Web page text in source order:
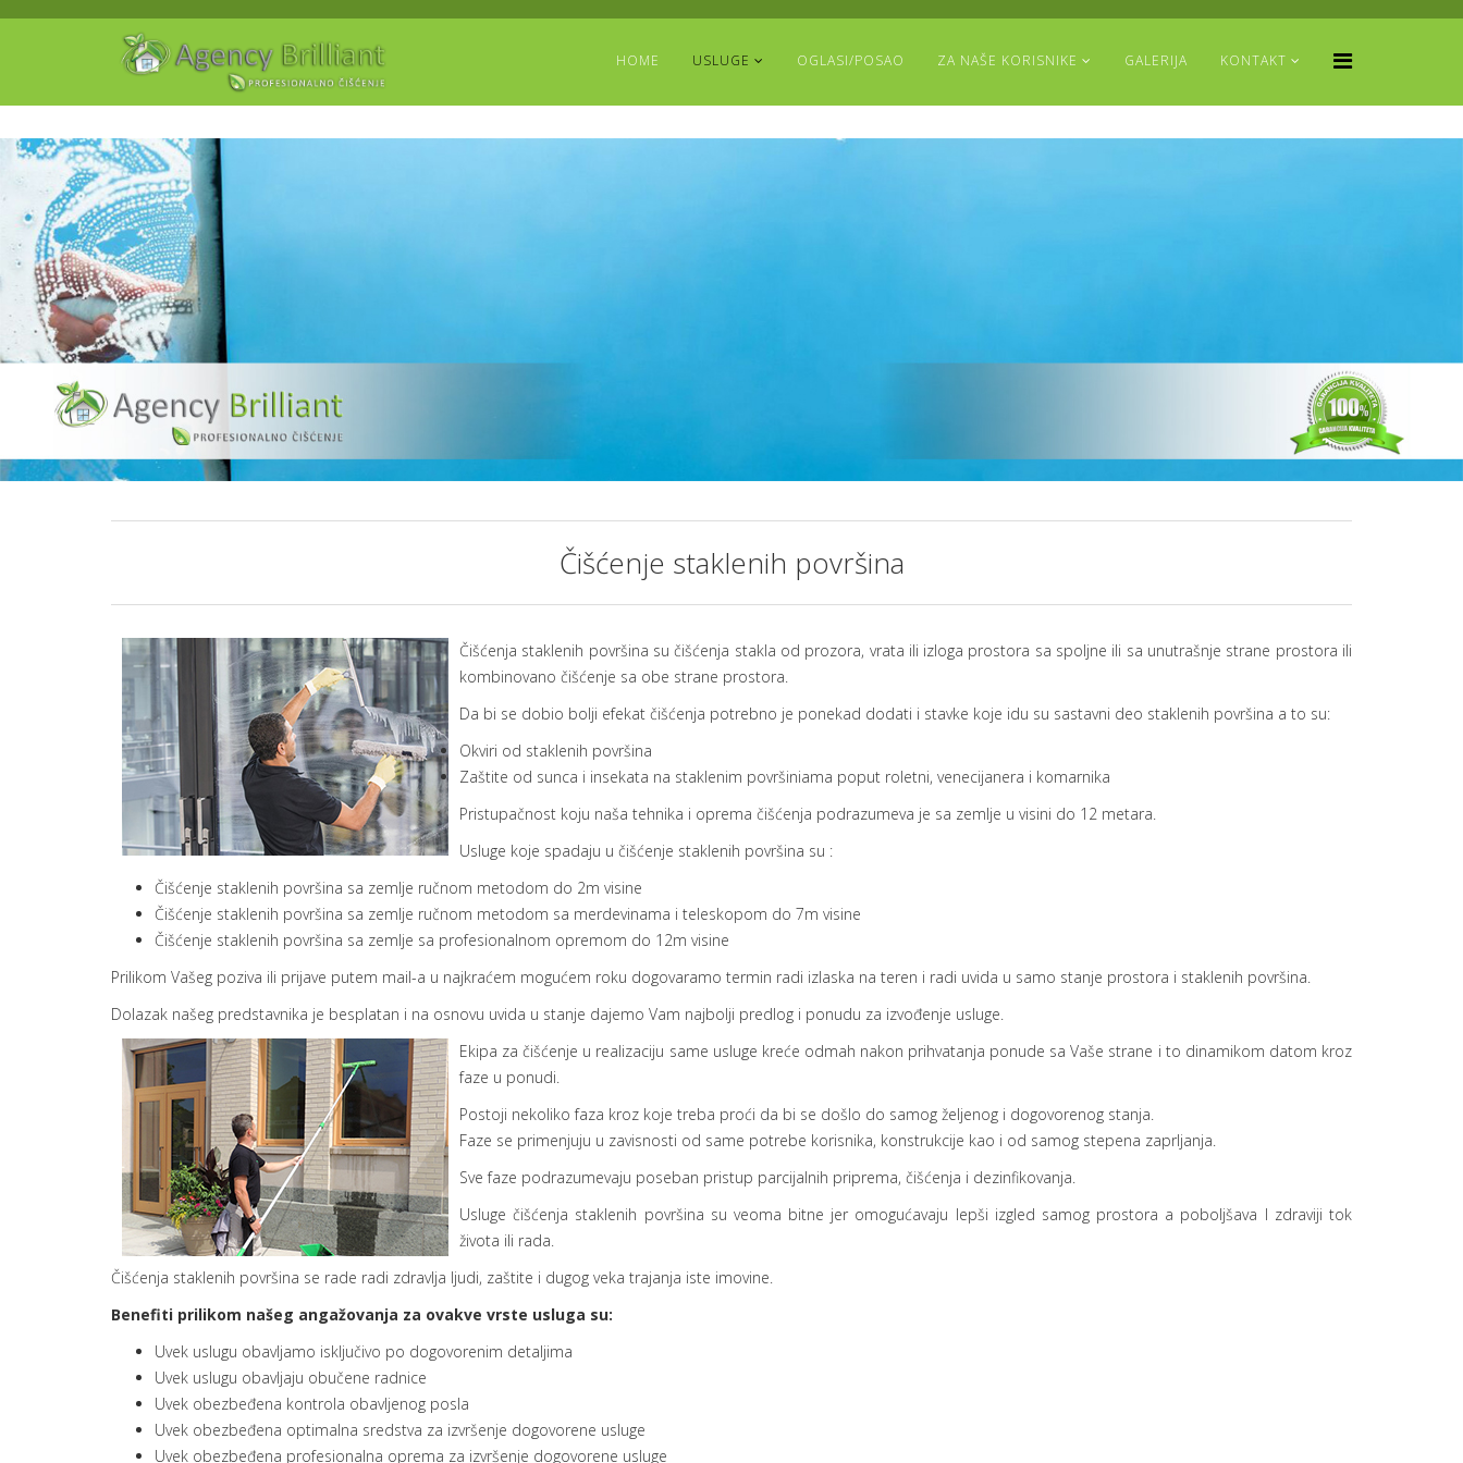
HOME USLUGE OGLASI/POSAO ZA NAŠE KORISNIKE GALERIJA KONTAKT
Čišćenje staklenih površina
Čišćenja staklenih površina su čišćenja stakla od prozora, vrata ili izloga prostora sa spoljne ili sa unutrašnje strane prostora ili
kombinovano čišćenje sa obe strane prostora.
Da bi se dobio bolji efekat čišćenja potrebno je ponekad dodati i stavke koje idu su sastavni deo staklenih površina a to su:
Okviri od staklenih površina
Zaštite od sunca i insekata na staklenim površiniama poput roletni, venecijanera i komarnika
Pristupačnost koju naša tehnika i oprema čišćenja podrazumeva je sa zemlje u visini do 12 metara.
Usluge koje spadaju u čišćenje staklenih površina su :
Čišćenje staklenih površina sa zemlje ručnom metodom do 2m visine
Čišćenje staklenih površina sa zemlje ručnom metodom sa merdevinama i teleskopom do 7m visine
Čišćenje staklenih površina sa zemlje sa profesionalnom opremom do 12m visine
Prilikom Vašeg poziva ili prijave putem mail-a u najkraćem mogućem roku dogovaramo termin radi izlaska na teren i radi uvida u samo stanje prostora i staklenih površina.
Dolazak našeg predstavnika je besplatan i na osnovu uvida u stanje dajemo Vam najbolji predlog i ponudu za izvođenje usluge.
Ekipa za čišćenje u realizaciju same usluge kreće odmah nakon prihvatanja ponude sa Vaše strane i to dinamikom datom kroz
faze u ponudi.
Postoji nekoliko faza kroz koje treba proći da bi se došlo do samog željenog i dogovorenog stanja.
Faze se primenjuju u zavisnosti od same potrebe korisnika, konstrukcije kao i od samog stepena zaprljanja.
Sve faze podrazumevaju poseban pristup parcijalnih priprema, čišćenja i dezinfikovanja.
Usluge čišćenja staklenih površina su veoma bitne jer omogućavaju lepši izgled samog prostora a poboljšava I zdraviji tok
života ili rada.
Čišćenja staklenih površina se rade radi zdravlja ljudi, zaštite i dugog veka trajanja iste imovine.
Benefiti prilikom našeg angažovanja za ovakve vrste usluga su:
Uvek uslugu obavljamo isključivo po dogovorenim detaljima
Uvek uslugu obavljaju obučene radnice
Uvek obezbeđena kontrola obavljenog posla
Uvek obezbeđena optimalna sredstva za izvršenje dogovorene usluge
Uvek obezbeđena profesionalna oprema za izvršenje dogovorene usluge